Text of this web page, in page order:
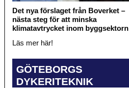
Det nya förslaget från Boverket –
nästa steg för att minska
klimatavtrycket inom byggsektorn
Läs mer här!
GÖTEBORGS
DYKERITEKNIK